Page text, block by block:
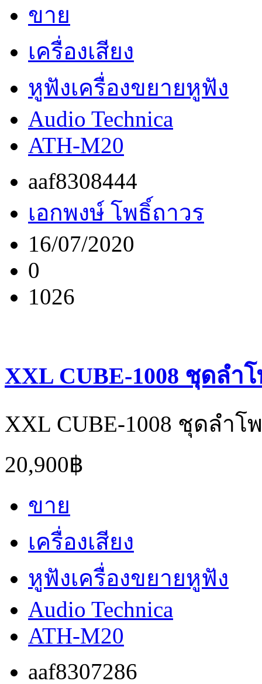
ขาย
เครื่องเสียง
หูฟังเครื่องขยายหูฟัง
Audio Technica
ATH-M20
aaf8308444
เอกพงษ์ โพธิ์ถาวร
16/07/2020
0
1026
XXL CUBE-1008 ชุดลำโ
XXL CUBE-1008 ชุดลำโพ
20,900฿
ขาย
เครื่องเสียง
หูฟังเครื่องขยายหูฟัง
Audio Technica
ATH-M20
aaf8307286